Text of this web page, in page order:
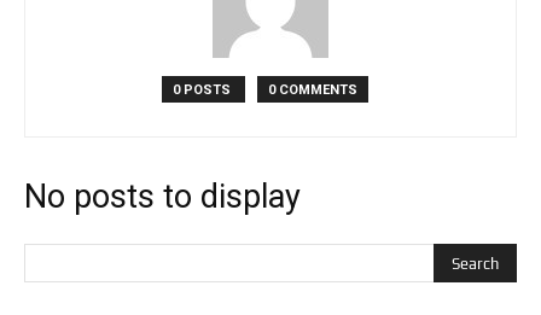
0 POSTS 0 COMMENTS
No posts to display